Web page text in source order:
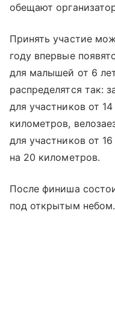
обещают
Принять участие
году впервые
для малышей от 6
распределятся так:
для участников от
километров,
для участников от
на 20 километров.
После финиша
под открытым небом.